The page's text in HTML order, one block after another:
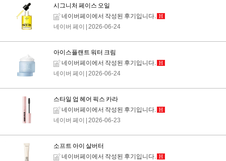
시그니처 페이스 오일
네이버페이에서 작성된 후기입니다.
H
네이버 페이 | 2026-06-24
아이스플랜트 워터 크림
네이버페이에서 작성된 후기입니다. H
네이버 페이 | 2026-06-24
스타일 업 헤어 픽스 카라
네이버페이에서 작성된 후기입니다. H
네이버 페이 | 2026-06-23
소프트 아이 살버터
네이버페이에서 작성된 후기입니다. H